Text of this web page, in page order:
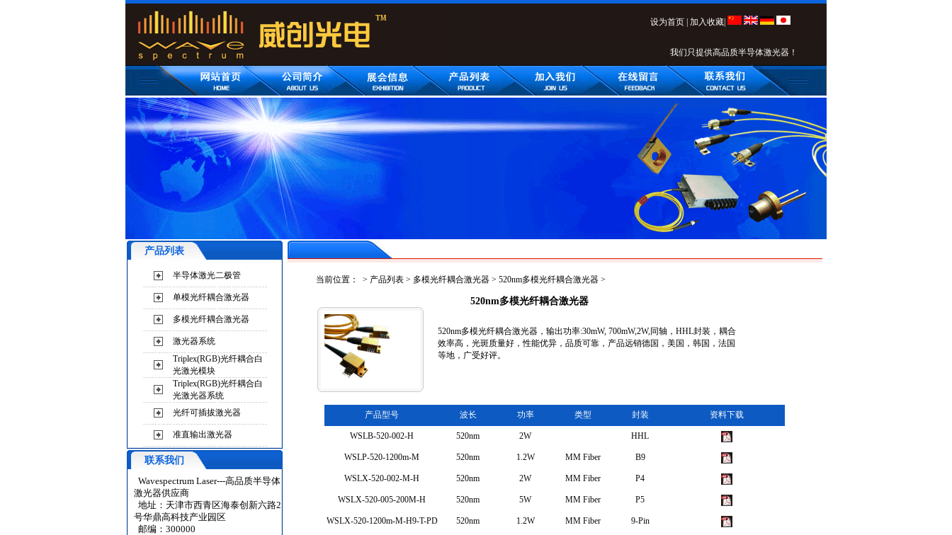
设为首页 加入收藏
我们只提供高品质半导体激光器！
产品列表
半导体激光二极管
单模光纤耦合激光器
多模光纤耦合激光器
激光器系统
Triplex(RGB)光纤耦合白
光激光模块
Triplex(RGB)光纤耦合白
光激光器系统
光纤可插拔激光器
准直输出激光器
联系我们
Wavespectrum Laser---高品质半导体
激光器供应商
地址：天津市西青区海泰创新六路2
号华鼎高科技产业园区
邮编：300000
当前位置： > 产品列表> 多模光纤耦合激光器> 520nm多模光纤耦合激光器>
520nm多模光纤耦合激光器
520nm多模光纤耦合激光器，输出功率:30mW, 700mW,2W,同轴，HHL封装，耦合
效率高，光斑质量好，性能优异，品质可靠，产品远销德国，美国，韩国，法国
等地，广受好评。
产品型号 波长 功率 类型 封装 资料下载
WSLB-520-002-H 520nm 2W HHL
WSLP-520-1200m-M 520nm 1.2W MM Fiber B9
WSLX-520-002-M-H 520nm 2W MM Fiber P4
WSLX-520-005-200M-H 520nm 5W MM Fiber P5
WSLX-520-1200m-M-H9-T-PD 520nm 1.2W MM Fiber 9-Pin